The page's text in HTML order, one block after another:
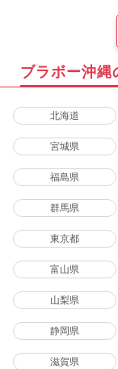
ブラボー沖縄
北海道
宮城県
福島県
群馬県
東京都
富山県
山梨県
静岡県
滋賀県